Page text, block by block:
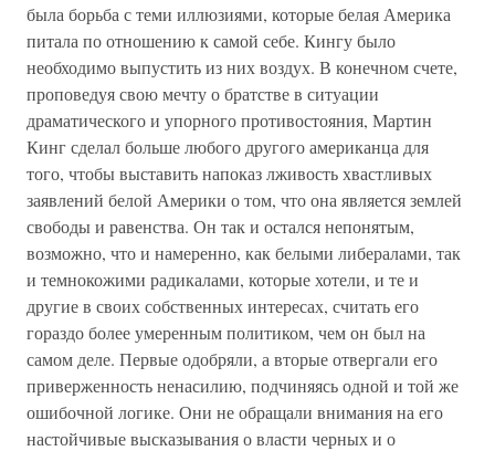
была борьба с теми иллюзиями, которые белая Америка
питала по отношению к самой себе. Кингу было
необходимо выпустить из них воздух. В конечном счете,
проповедуя свою мечту о братстве в ситуации
драматического и упорного противостояния, Мартин
Кинг сделал больше любого другого американца для
того, чтобы выставить напоказ лживость хвастливых
заявлений белой Америки о том, что она является землей
свободы и равенства. Он так и остался непонятым,
возможно, что и намеренно, как белыми либералами, так
и темнокожими радикалами, которые хотели, и те и
другие в своих собственных интересах, считать его
гораздо более умеренным политиком, чем он был на
самом деле. Первые одобряли, а вторые отвергали его
приверженность ненасилию, подчиняясь одной и той же
ошибочной логике. Они не обращали внимания на его
настойчивые высказывания о власти черных и о